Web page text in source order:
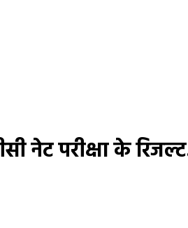
नेट परीक्षा के